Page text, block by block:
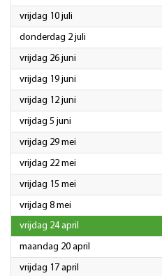
vrijdag 10 juli
donderdag 2 juli
vrijdag 26 juni
vrijdag 19 juni
vrijdag 12 juni
vrijdag 5 juni
vrijdag 29 mei
vrijdag 22 mei
vrijdag 15 mei
vrijdag 8 mei
vrijdag 24 april
maandag 20 april
vrijdag 17 april